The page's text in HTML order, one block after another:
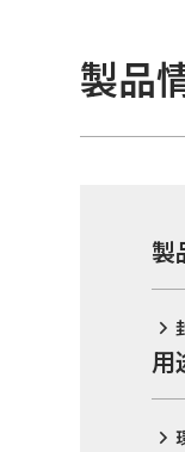
製品
製
用